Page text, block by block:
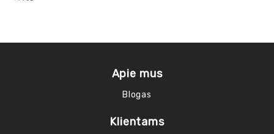
Apie mus
Blogas
Klientams